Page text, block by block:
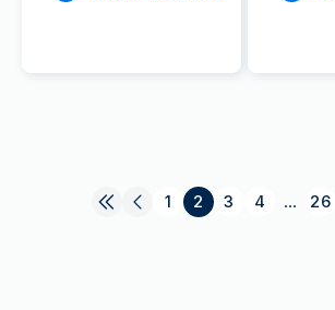
1 2 3 4 ... 26